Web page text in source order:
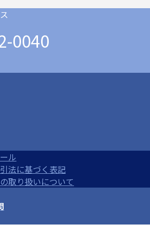
0040
ル
法に基づく表記
取り扱いについて